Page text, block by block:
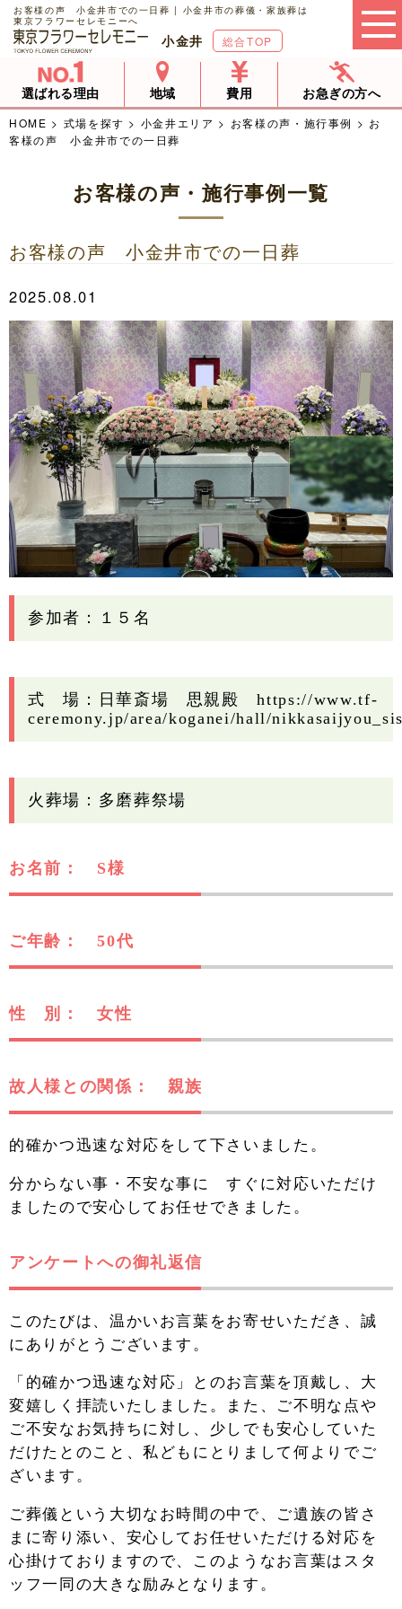
お客様の声 小金井市での一日葬 | 小金井市の葬儀・家族葬は
東京フラワーセレモニーへ
小金井 総合TOP
選ばれる理由 地域 費用 お急ぎの方へ
HOME > 式場を探す > 小金井エリア > お客様の声・施行事例 > お
客様の声 小金井市での一日葬
お客様の声・施行事例一覧
お客様の声 小金井市での一日葬
2025.08.01
参加者：１５名
式 場：日華斎場 思親殿https://www.tf-
ceremony.jp/area/koganei/hall/
火葬場：多磨葬祭場
お名前： S様
ご年齢： 50代
性 別： 女性
故人様との関係： 親族
的確かつ迅速な対応をして下さいました。
分からない事・不安な事に すぐに対応いただけ
ましたので安心してお任せできました。
アンケートへの御礼返信
このたびは、温かいお言葉をお寄せいただき、誠
にありがとうございます。
「的確かつ迅速な対応」とのお言葉を頂戴し、大
変嬉しく拝読いたしました。また、ご不明な点や
ご不安なお気持ちに対し、少しでも安心していた
だけたとのこと、私どもにとりまして何よりでご
ざいます。
ご葬儀という大切なお時間の中で、ご遺族の皆さ
まに寄り添い、安心してお任せいただける対応を
心掛けておりますので、このようなお言葉はスタ
ッフ一同の大きな励みとなります。